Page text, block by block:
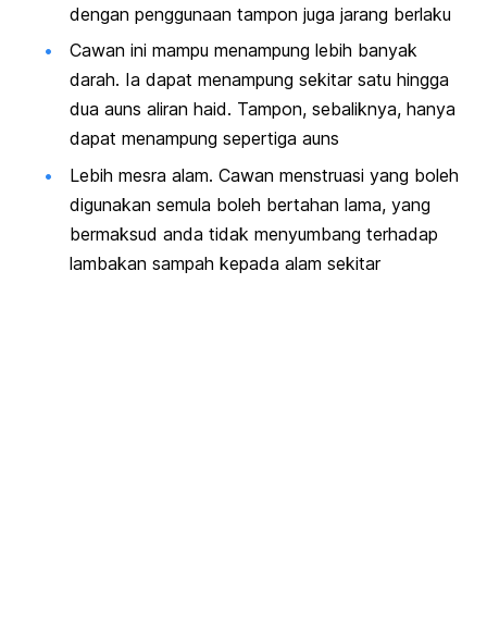
dengan penggunaan tampon juga jarang berlaku
Cawan ini mampu menampung lebih banyak
darah. Ia dapat menampung sekitar satu hingga
dua auns aliran haid. Tampon, sebaliknya, hanya
dapat menampung sepertiga auns
Lebih mesra alam. Cawan menstruasi yang boleh
digunakan semula boleh bertahan lama, yang
bermaksud anda tidak menyumbang terhadap
lambakan sampah kepada alam sekitar